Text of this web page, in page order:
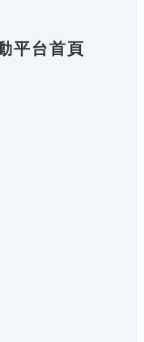
平台首頁